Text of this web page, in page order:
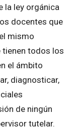
la ley orgánica
docentes que
mismo
tienen todos los
el ámbito
diagnosticar,
de ningún
tutelar.